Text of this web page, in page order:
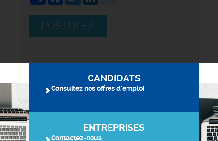
POSTULEZ
CANDIDATS
Consultez nos offres d'emploi
ENTREPRISES
Contactez-nous